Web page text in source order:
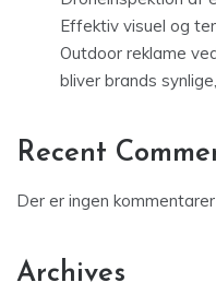
Effektiv visuel og
Outdoor reklame
bliver brands
Recent
Der er ingen
Archives